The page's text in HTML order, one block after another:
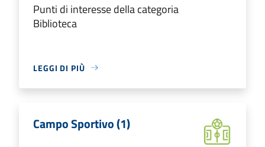
Punti di interesse della categoria
Biblioteca
LEGGI DI PIÙ
Campo Sportivo (1)